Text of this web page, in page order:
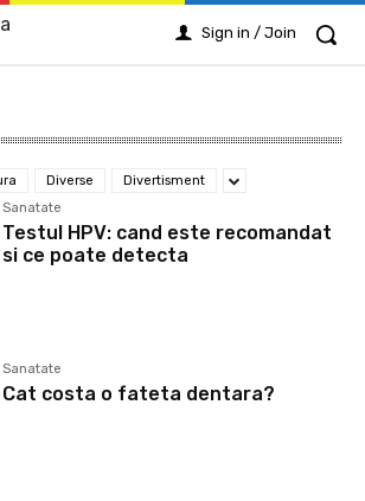
Sign in / Join
Diverse
Divertisment
Sanatate
Testul HPV: cand este recomandat
si ce poate detecta
Sanatate
Cat costa o fateta dentara?